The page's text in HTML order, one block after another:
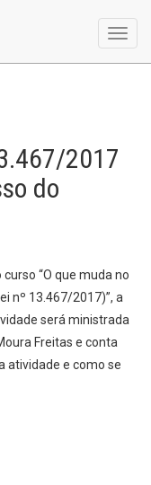
2017
do
“O que muda no
nº 13.467/2017)”, a
será ministrada
Freitas e conta
atividade e como se